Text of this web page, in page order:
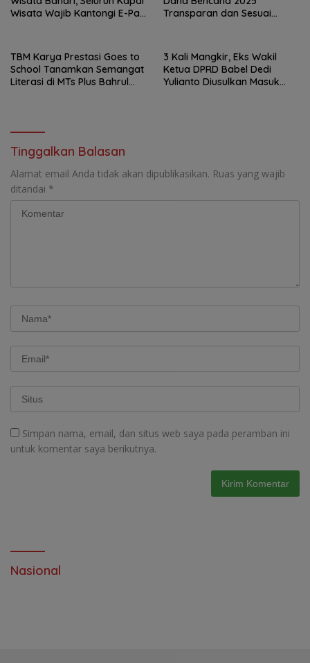
Wisata Wajib Kantongi E-Pas
Transparan dan Sesuai
TBM Karya Prestasi Goes to
School Tanamkan Semangat
Literasi di MTs Plus Bahrul
3 Kali Mangkir, Eks Wakil
Ketua DPRD Babel Dedi
Yulianto Diusulkan Masuk
Tinggalkan Balasan
Alamat email Anda tidak akan dipublikasikan. Ruas yang wajib
ditandai *
Simpan nama, email, dan situs web saya pada peramban ini
untuk komentar saya berikutnya.
Nasional